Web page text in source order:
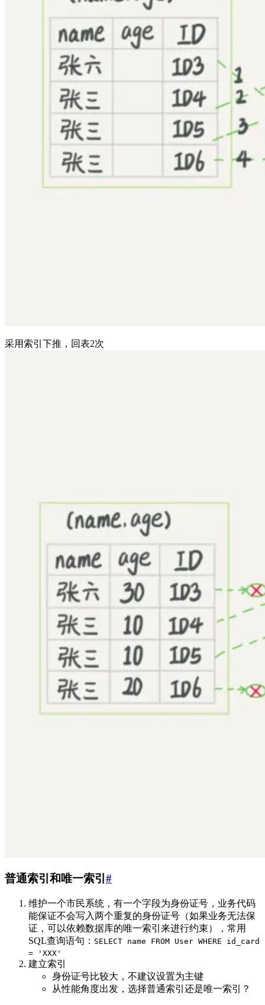
采用索引下推，回表2次
普通索引和唯一索引 #
维护一个市民系统，有一个字段为身份证号，业务代码
能保证不会写入两个重复的身份证号（如果业务无法保
证，可以依赖数据库的唯一索引来进行约束），常用
SQL查询语句： SELECT name FROM User WHERE id_card
= 'XXX'
建立索引
身份证号比较大，不建议设置为主键
从性能角度出发，选择普通索引还是唯一索引？